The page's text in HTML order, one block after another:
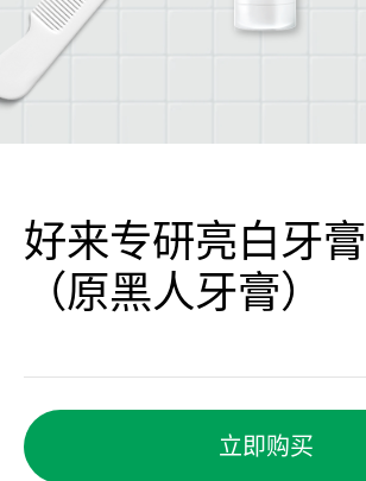
好来专研亮白牙膏
（原黑人牙膏）
立即购买